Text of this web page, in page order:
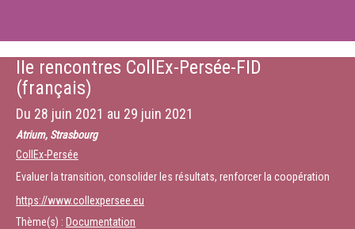
IIe rencontres CollEx-Persée-FID
(français)
Du 28 juin 2021 au 29 juin 2021
Atrium, Strasbourg
CollEx-Persée
Evaluer la transition, consolider les résultats, renforcer la coopération
https://www.collexpersee.eu
Thème(s) : Documentation